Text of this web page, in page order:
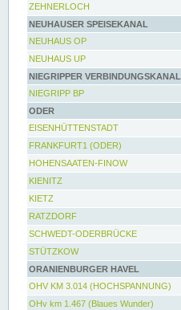
ZEHNERLOCH
NEUHAUSER SPEISEKANAL
NEUHAUS OP
NEUHAUS UP
NIEGRIPPER VERBINDUNGSKANAL
NIEGRIPP BP
ODER
EISENHÜTTENSTADT
FRANKFURT1 (ODER)
HOHENSAATEN-FINOW
KIENITZ
KIETZ
RATZDORF
SCHWEDT-ODERBRÜCKE
STÜTZKOW
ORANIENBURGER HAVEL
OHV KM 3.014 (HOCHSPANNUNG)
OHv km 1.467 (Blaues Wunder)